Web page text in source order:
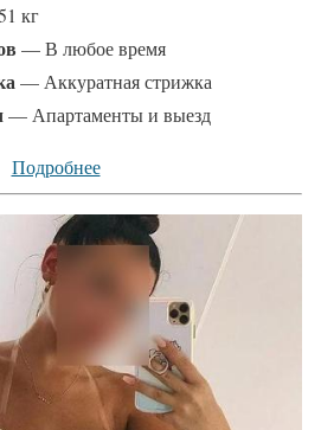
кг
— В любое время
— Аккуратная стрижка
— Апартаменты и выезд
Подробнее